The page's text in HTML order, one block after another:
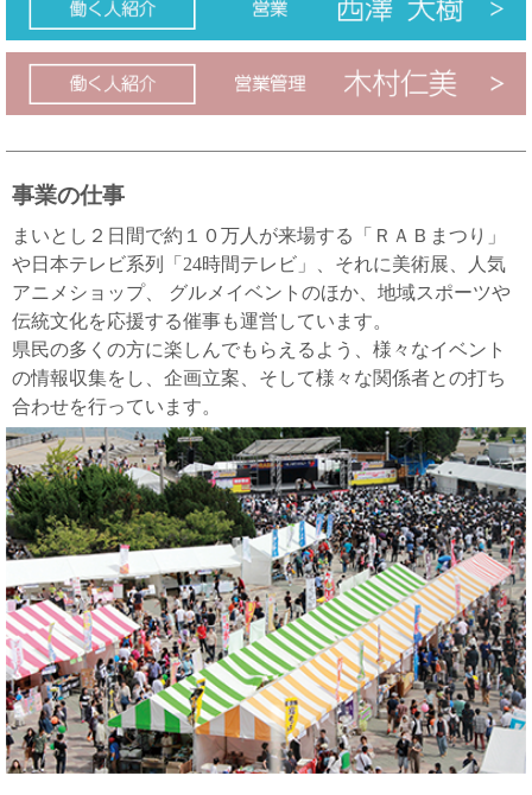
事業の仕事
まいとし２日間で約１０万人が来場する「ＲＡＢまつり」
や日本テレビ系列「24時間テレビ」、それに美術展、人気
アニメショップ、 グルメイベントのほか、地域スポーツや
伝統文化を応援する催事も運営しています。
県民の多くの方に楽しんでもらえるよう、様々なイベント
の情報収集をし、企画立案、そして様々な関係者との打ち
合わせを行っています。